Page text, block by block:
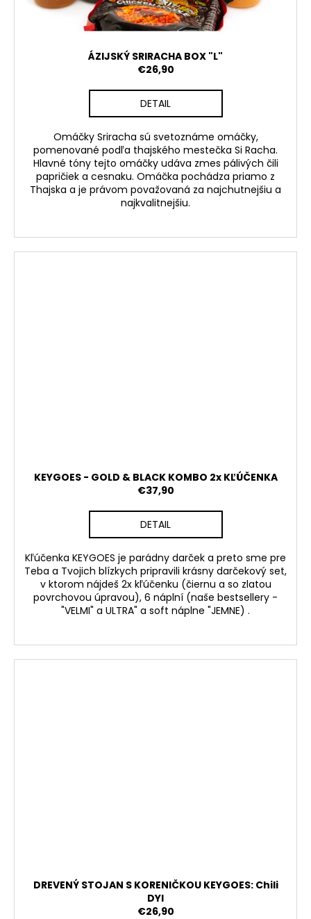
ÁZIJSKÝ SRIRACHA BOX "L"
€26,90
DETAIL
Omáčky Sriracha sú svetoznáme omáčky,
pomenované podľa thajského mestečka Si Racha.
Hlavné tóny tejto omáčky udáva zmes pálivých čili
papričiek a cesnaku. Omáčka pochádza priamo z
Thajska a je právom považovaná za najchutnejšiu a
najkvalitnejšiu.
KEYGOES - GOLD & BLACK KOMBO 2x KĽÚČENKA
€37,90
DETAIL
Kľúčenka KEYGOES je parádny darček a preto sme pre
Teba a Tvojich blízkych pripravili krásny darčekový set,
v ktorom nájdeš 2x kľúčenku (čiernu a so zlatou
povrchovou úpravou), 6 náplní (naše bestsellery -
"VELMI" a ULTRA" a soft náplne "JEMNE) .
DREVENÝ STOJAN S KORENIČKOU KEYGOES: Chili
DYI
€26,90